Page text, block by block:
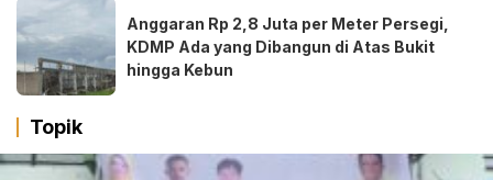
Anggaran Rp 2,8 Juta per Meter Persegi,
KDMP Ada yang Dibangun di Atas Bukit
hingga Kebun
Topik